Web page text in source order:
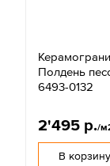
Полдень
6493-0132
2'495 р./
В корзину